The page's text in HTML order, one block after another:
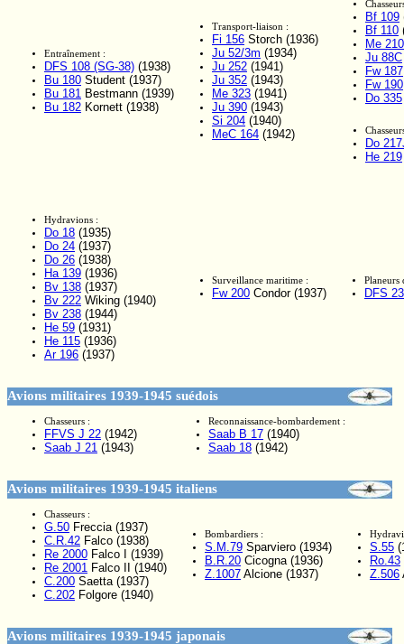
Entraînement :
DFS 108 (SG-38) (1938)
Bu 180 Student (1937)
Bu 181 Bestmann (1939)
Bu 182 Kornett (1938)
Transport-liaison :
Fi 156 Storch (1936)
Ju 52/3m (1934)
Ju 252 (1941)
Ju 352 (1943)
Me 323 (1941)
Ju 390 (1943)
Si 204 (1940)
MeC 164 (1942)
Bf 109
Bf 110
Me
Ju 88C
Fw 187
Fw 190
Do 335
Do
He 219
Hydravions :
Do 18 (1935)
Do 24 (1937)
Do 26 (1938)
Ha 139 (1936)
Bv 138 (1937)
Bv 222 Wiking (1940)
Bv 238 (1944)
He 59 (1931)
He 115 (1936)
Ar 196 (1937)
Surveillance maritime :
Fw 200 Condor (1937)
Planeurs
DFS
Avions militaires 1939-1945 suédois
Chasseurs :
FFVS J 22 (1942)
Saab J 21 (1943)
Reconnaissance-bombardement :
Saab B 17 (1940)
Saab 18 (1942)
Avions militaires 1939-1945 italiens
Chasseurs :
G.50 Freccia (1937)
C.R.42 Falco (1938)
Re 2000 Falco I (1939)
Re 2001 Falco II (1940)
C.200 Saetta (1937)
C.202 Folgore (1940)
Bombardiers :
S.M.79 Sparviero (1934)
B.R.20 Cicogna (1936)
Z.1007 Alcione (1937)
S.55
Ro.43
Z.506
Avions militaires 1939-1945 japonais